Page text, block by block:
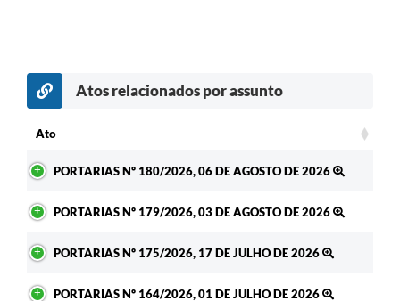
Atos relacionados por assunto
Ato
PORTARIAS Nº 180/2026, 06 DE AGOSTO DE 2026
PORTARIAS Nº 179/2026, 03 DE AGOSTO DE 2026
PORTARIAS Nº 175/2026, 17 DE JULHO DE 2026
PORTARIAS Nº 164/2026, 01 DE JULHO DE 2026